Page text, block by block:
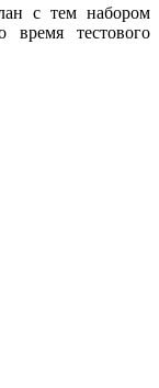
с тем набором
тестового